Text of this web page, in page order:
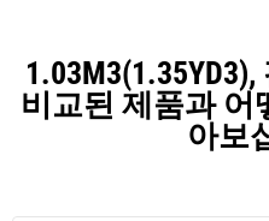
비교된 제품과 어
아보